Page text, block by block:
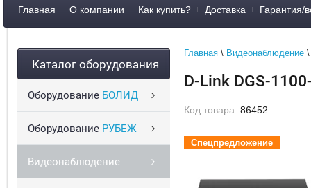
Главная О компании Как купить? Доставка Гарантия/
Каталог оборудования
Оборудование БОЛИД
Оборудование РУБЕЖ
Видеонаблюдение
Главная \ Видеонаблюдение
D-Link DGS-
Код товара: 86452
Спецпредложение
Спецпредложение